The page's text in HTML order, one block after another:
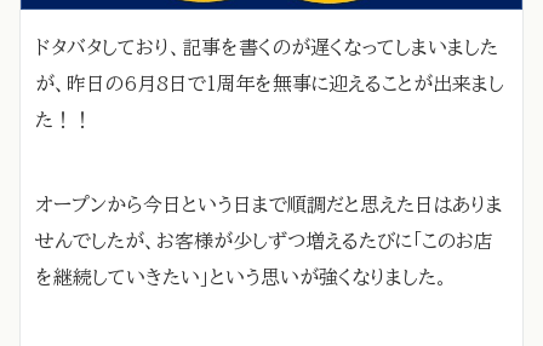
ドタバタしており、記事を書くのが遅くなってしまいました
が、昨日の6月8日で1周年を無事に迎えることが出来まし
た！！
オープンから今日という日まで順調だと思えた日はありま
せんでしたが、お客様が少しずつ増えるたびに「このお店
を継続していきたい」という思いが強くなりました。